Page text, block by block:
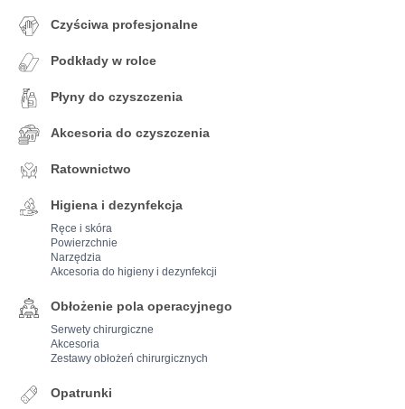
Czyściwa profesjonalne
Podkłady w rolce
Płyny do czyszczenia
Akcesoria do czyszczenia
Ratownictwo
Higiena i dezynfekcja
Ręce i skóra
Powierzchnie
Narzędzia
Akcesoria do higieny i dezynfekcji
Obłożenie pola operacyjnego
Serwety chirurgiczne
Akcesoria
Zestawy obłożeń chirurgicznych
Opatrunki